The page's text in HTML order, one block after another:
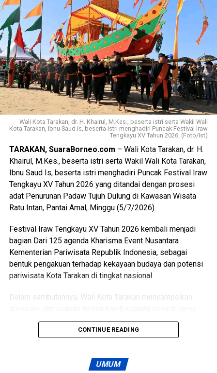
fasilitas yang lebih memadai, semangat belajar dan proses
pembinaan peserta didik dapat semakin meningkat.
Mengakhiri sambutannya, Wakil Wali Kota menyampaikan
apresiasi dan terima kasih kepada seluruh guru dan tenaga
pendidik yang telah dengan penuh dedikasi membimbing
serta mendampingi para peserta didik selama proses
pendidikan, sehingga mampu mencetak generasi yang
berkarakter, mandiri, dan berprestasi. (Adv/Mandu)
Views: 57
Bagikan ke
WhatsApp 0 Facebook 0
Messenger 0 Twitter/X 0
Wali Kota Tarakan, dr. H. Khairul, M.Kes., beserta istri serta Wakil Wali
Kota Tarakan, Ibnu Saud Is, beserta istri menghadiri Puncak Festival Iraw
Tengkayu XV Tahun 2026. (Foto/Ist)
TARAKAN, SuaraBorneo.com – Wali Kota Tarakan, dr. H.
Khairul, M.Kes., beserta istri serta Wakil Wali Kota Tarakan,
Ibnu Saud Is, beserta istri menghadiri Puncak Festival Iraw
Tengkayu XV Tahun 2026 yang ditandai dengan prosesi
adat Penurunan Padaw Tujuh Dulung di Kawasan Wisata
Ratu Intan, Pantai Amal, Minggu (5/7/2026).
Festival Iraw Tengkayu XV Tahun 2026 kembali menjadi
bagian Dari 125 agenda Kharisma Event Nusantara
Kementerian Pariwisata Republik Indonesia, sebagai
bentuk pengakuan terhadap kekayaan budaya dan potensi
pariwisata Kota Tarakan di tingkat nasional.
Dalam sambutannya, Wali Kota Tarakan menyampaikan
undangan yang telah hadir serta masyarakat yang
memadati lokasi acara dengan penuh antusias untuk
Wali Kota juga menegaskan bahwa meskipun di tengah
CONTINUE READING
UMUM